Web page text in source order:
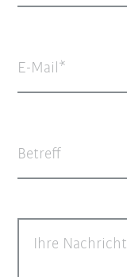
E-Mail
Betreff
Ihre Nachricht